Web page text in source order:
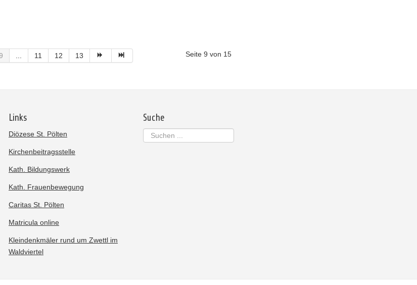
Seite 9 von 15
11 12 13
Links
Diözese St. Pölten
Kirchenbeitragsstelle
Kath. Bildungswerk
Kath. Frauenbewegung
Caritas St. Pölten
Matricula online
Kleindenkmäler rund um Zwettl im
Waldviertel
Suche
Suchen
...